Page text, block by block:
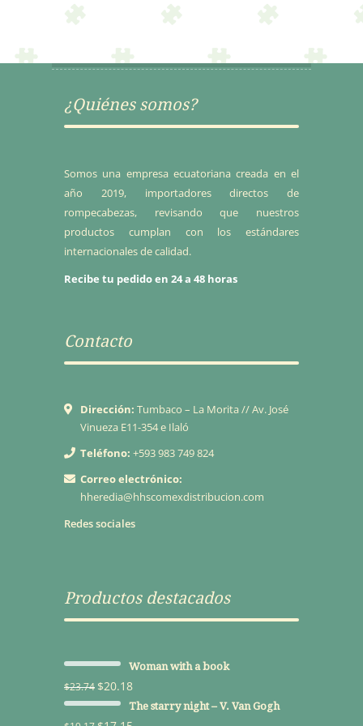
$18.94.
¿Quiénes somos?
Somos una empresa ecuatoriana creada en el
año 2019, importadores directos de
rompecabezas, revisando que nuestros
productos cumplan con los estándares
internacionales de calidad.
Recibe tu pedido en 24 a 48 horas
Contacto
Dirección: Tumbaco – La Morita // Av. José
Vinueza E11-354 e Ilaló
Teléfono: +593 983 749 824
Correo electrónico:
hheredia@hhscomexdistribucion.com
Redes sociales
Productos destacados
Woman with a book
$23.74 $20.18
The starry night – V. Van Gogh